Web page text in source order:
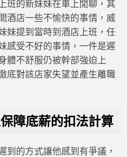
班的新妹妹在車上閒聊，其
酒店一些不愉快的事情，威
妹提到當時到酒店上班，任
感受不好的事情，一件是遲
體不舒服仍被幹部強迫上
底對該店家失望並產生離職
障底薪的扣法計算
到的方式讓他感到有爭議，